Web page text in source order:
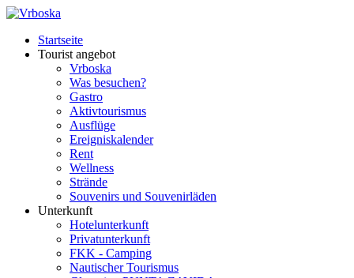
Startseite
Tourist angebot
Vrboska
Was besuchen?
Gastro
Aktivtourismus
Ausflüge
Ereigniskalender
Rent
Wellness
Strände
Souvenirs und Souvenirläden
Unterkunft
Hotelunterkunft
Privatunterkunft
FKK - Camping
Nautischer Tourismus